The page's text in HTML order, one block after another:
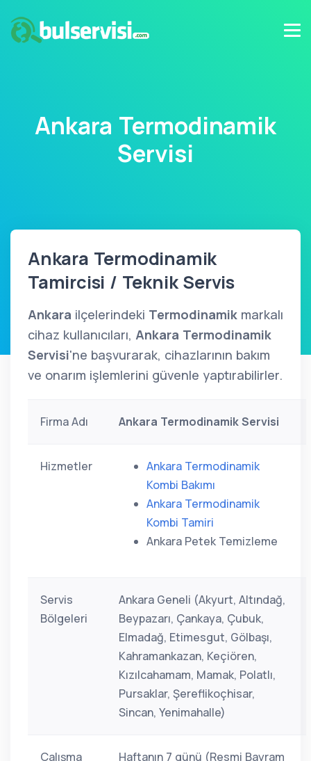
Ankara Termodinamik
Servisi
Ankara Termodinamik
Tamircisi / Teknik Servis
Ankara ilçelerindeki Termodinamik markalı
cihaz kullanıcıları, Ankara Termodinamik
Servisi'ne başvurarak, cihazlarının bakım
ve onarım işlemlerini güvenle yaptırabilirler.
Firma Adı Ankara Termodinamik Servisi
Hizmetler
Ankara Termodinamik
Kombi Bakımı
Ankara Termodinamik
Kombi Tamiri
Ankara Petek Temizleme
Servis
Bölgeleri
Ankara Geneli (Akyurt, Altındağ,
Beypazarı, Çankaya, Çubuk,
Elmadağ, Etimesgut, Gölbaşı,
Kahramankazan, Keçiören,
Kızılcahamam, Mamak, Polatlı,
Pursaklar, Şereflikoçhisar,
Sincan, Yenimahalle)
Çalışma
Haftanın 7 günü (Resmi Bayram